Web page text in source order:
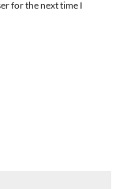
for the next time I